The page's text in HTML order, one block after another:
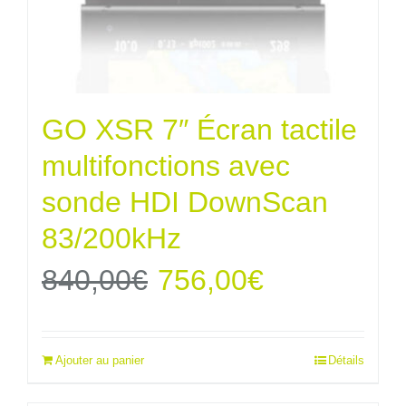
GO XSR 7″ Écran tactile
multifonctions avec
sonde HDI DownScan
83/200kHz
840,00€ Le
756,00€Le
actuel
Ajouter au panier Détails